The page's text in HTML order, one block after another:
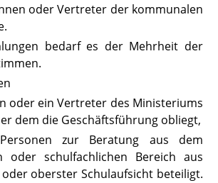
oder Vertreter der kommunalen
bedarf es der Mehrheit der
oder ein Vertreter des Ministeriums
dem die Geschäftsführung obliegt,
zur Beratung aus dem
oder schulfachlichen Bereich aus
oberster Schulaufsicht beteiligt.